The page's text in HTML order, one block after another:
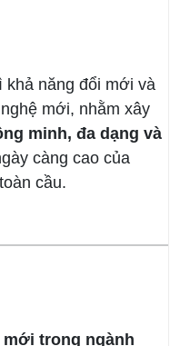
khả năng đổi mới và
mới, nhằm xây
minh, đa dạng và
càng cao của
cầu.
trong ngành